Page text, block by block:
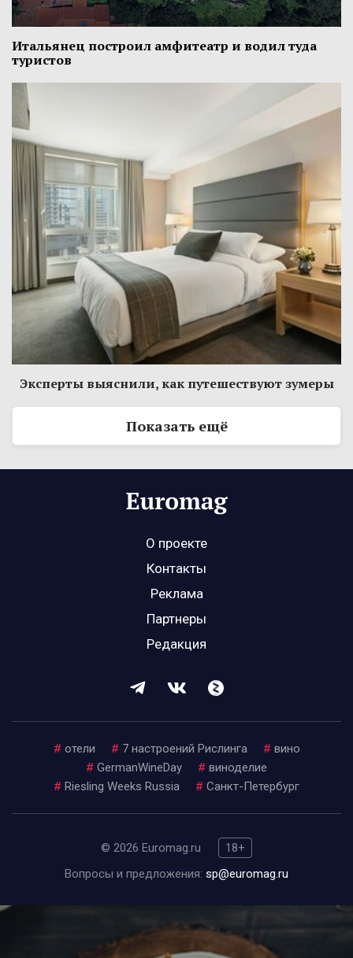
Итальянец построил амфитеатр и водил туда
туристов
Эксперты выяснили, как путешествуют зумеры
Показать ещё
О проекте
Контакты
Реклама
Партнеры
Редакция
# отели # 7 настроений Рислинга # вино
# GermanWineDay # виноделие
# Riesling Weeks Russia # Санкт-Петербург
© 2026 Euromag.ru
18+
Вопросы и предложения: sp@euromag.ru